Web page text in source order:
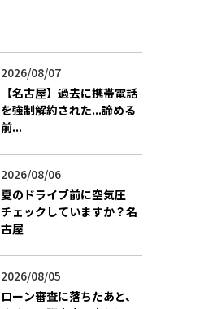
2026/08/07
【名古屋】過去に携帯電話
を強制解約された...諦める
前...
2026/08/06
夏のドライブ前に空気圧
チェックしていますか？名
古屋
2026/08/05
ローン審査に落ちたあと、